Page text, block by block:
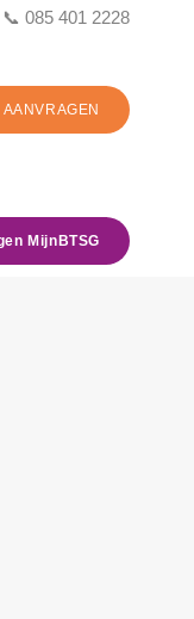
📞 085 401 2228
MijnBTSG